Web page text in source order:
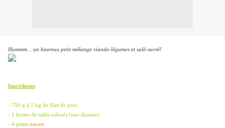
Hummm... un heureux petit mélange viande-légumes et salé-sucré!
Ingrédients
- 750 g à 1 kg de filet de porc
- 1 bottes de radis colorés (une dizaine)
- 4 petits navets